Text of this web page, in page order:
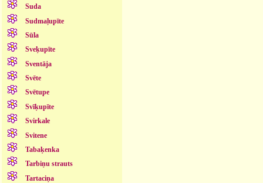
Suda
Sudmaļupīte
Sūla
Sveķupīte
Sventāja
Svēte
Svētupe
Svīķupīte
Svirkale
Svitene
Tabaķenka
Tarbiņu strauts
Tartaciņa